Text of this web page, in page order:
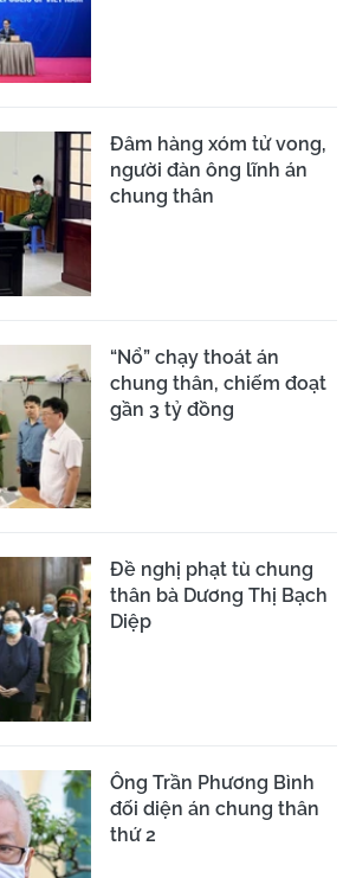
Đâm hàng xóm tử vong,
người đàn ông lĩnh án
chung thân
“Nổ” chạy thoát án
chung thân, chiếm đoạt
gần 3 tỷ đồng
Đề nghị phạt tù chung
thân bà Dương Thị Bạch
Diệp
Ông Trần Phương Bình
đối diện án chung thân
thứ 2